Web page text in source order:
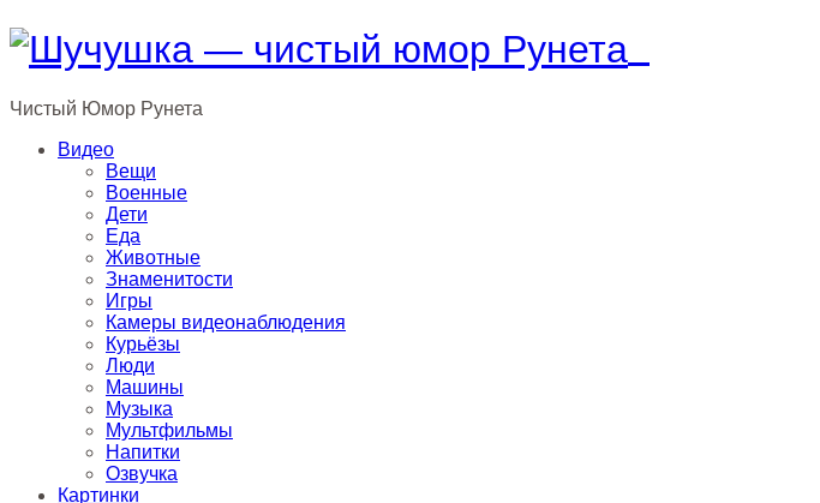
Чистый Юмор Рунета
Видео
Вещи
Военные
Дети
Еда
Животные
Знаменитости
Игры
Камеры видеонаблюдения
Курьёзы
Люди
Машины
Музыка
Мультфильмы
Напитки
Озвучка
Картинки